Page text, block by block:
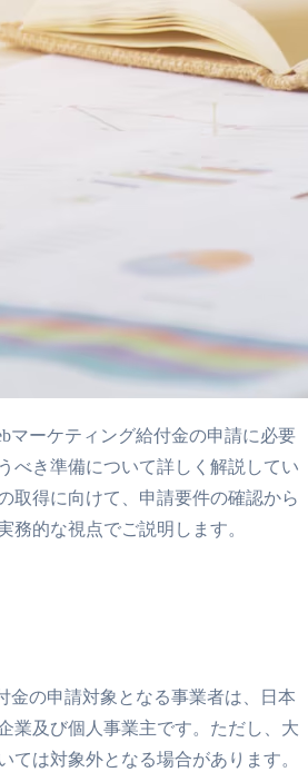
マーケティング給付金の申請に必要
べき準備について詳しく解説してい
取得に向けて、申請要件の確認から
務的な視点でご説明します。
金の申請対象となる事業者は、日本
業及び個人事業主です。ただし、大
ては対象外となる場合があります。